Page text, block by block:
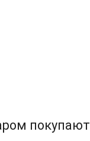
покупают